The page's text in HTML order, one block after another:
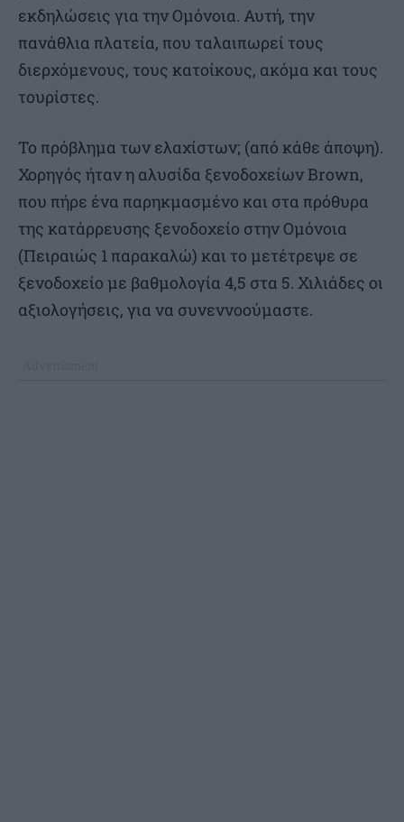
εκδηλώσεις για την Ομόνοια. Αυτή, την
πανάθλια πλατεία, που ταλαιπωρεί τους
διερχόμενους, τους κατοίκους, ακόμα και τους
τουρίστες.
Το πρόβλημα των ελαχίστων; (από κάθε άποψη).
Χορηγός ήταν η αλυσίδα ξενοδοχείων Brown,
που πήρε ένα παρηκμασμένο και στα πρόθυρα
της κατάρρευσης ξενοδοχείο στην Ομόνοια
(Πειραιώς 1 παρακαλώ) και το μετέτρεψε σε
ξενοδοχείο με βαθμολογία 4,5 στα 5. Χιλιάδες οι
αξιολογήσεις, για να συνεννοούμαστε.